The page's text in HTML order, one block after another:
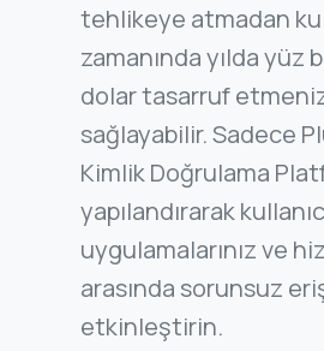
tehlikeye atmadan
zamanında yılda yüz
dolar tasarruf
sağlayabilir. Sadece
Kimlik Doğrulama
yapılandırarak
uygulamalarınız ve
arasında sorunsuz
etkinleştirin.